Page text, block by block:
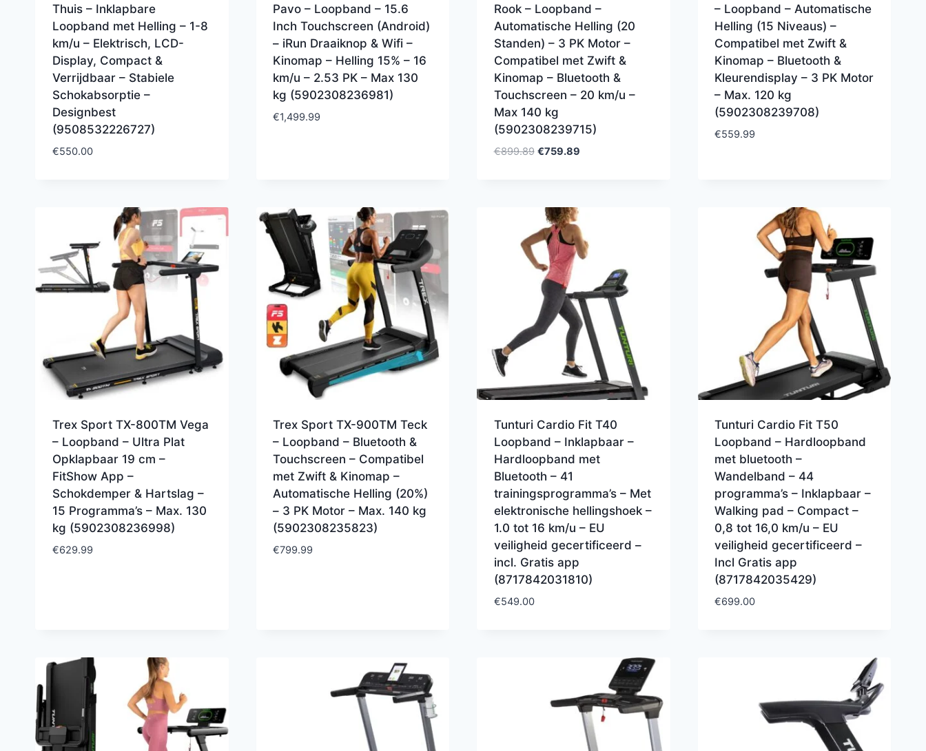
Thuis – Inklapbare
Loopband met Helling – 1-8
km/u – Elektrisch, LCD-
Display, Compact &
Verrijdbaar – Stabiele
Schokabsorptie –
Designbest
(9508532226727)
€550.00
Pavo – Loopband – 15.6
Inch Touchscreen (Android)
– iRun Draaiknop & Wifi –
Kinomap – Helling 15% – 16
km/u – 2.53 PK – Max 130
kg (5902308236981)
€1,499.99
Rook – Loopband –
Automatische Helling (20
Standen) – 3 PK Motor –
Compatibel met Zwift &
Kinomap – Bluetooth &
Touchscreen – 20 km/u –
Max 140 kg
(5902308239715)
€899.89 Oorspronkelijke
€759.89Huidige
– Loopband – Automatische
Helling (15 Niveaus) –
Compatibel met Zwift &
Kinomap – Bluetooth &
Kleurendisplay – 3 PK Motor
– Max. 120 kg
(5902308239708)
€559.99
Trex Sport TX-800TM Vega
– Loopband – Ultra Plat
Opklapbaar 19 cm –
FitShow App –
Schokdemper & Hartslag –
15 Programma’s – Max. 130
kg (5902308236998)
€629.99
Trex Sport TX-900TM Teck
– Loopband – Bluetooth &
Touchscreen – Compatibel
met Zwift & Kinomap –
Automatische Helling (20%)
– 3 PK Motor – Max. 140 kg
(5902308235823)
€799.99
Tunturi Cardio Fit T40
Loopband – Inklapbaar –
Hardloopband met
Bluetooth – 41
trainingsprogramma’s – Met
elektronische hellingshoek –
1.0 tot 16 km/u – EU
veiligheid gecertificeerd –
incl. Gratis app
(8717842031810)
€549.00
Tunturi Cardio Fit T50
Loopband – Hardloopband
met bluetooth –
Wandelband – 44
programma’s – Inklapbaar –
Walking pad – Compact –
0,8 tot 16,0 km/u – EU
veiligheid gecertificeerd –
Incl Gratis app
(8717842035429)
€699.00